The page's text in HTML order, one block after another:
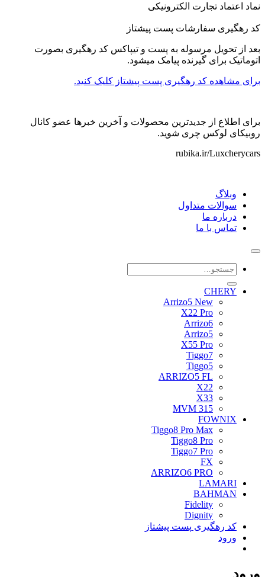
نماد اعتماد تجارت الكترونیكی
کد رهگیری سفارشات پست پیشتاز
بعد از تحویل مرسوله به پست و تیپاکس کد رهگیری بصورت
اتوماتیک برای گیرنده پیامک میشود.
برای مشاهده کد رهگیری پست پیشتاز کلیک کنید.
برای اطلاع از جدیدترین محصولات و آخرین خبرها عضو کانال
روبیکای لوکس چری شوید.
rubika.ir/Luxcherycars
وبلاگ
سوالات متداول
درباره ما
تماس با ما
جستجو
CHERY
Arrizo5 New
X22 Pro
Arrizo6
Arrizo5
X55 Pro
Tiggo7
Tiggo5
ARRIZO5 FL
X22
X33
MVM 315
FOWNIX
Tiggo8 Pro Max
Tiggo8 Pro
Tiggo7 Pro
FX
ARRIZO6 PRO
LAMARI
BAHMAN
Fidelity
Dignity
کد رهگیری پست پیشتاز
ورود
ورود